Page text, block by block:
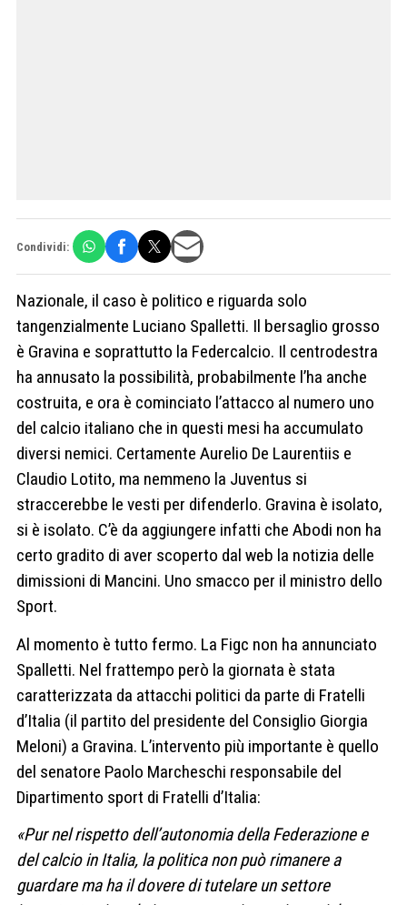
Condividi:
Nazionale, il caso è politico e riguarda solo
tangenzialmente Luciano Spalletti. Il bersaglio grosso
è Gravina e soprattutto la Federcalcio. Il centrodestra
ha annusato la possibilità, probabilmente l’ha anche
costruita, e ora è cominciato l’attacco al numero uno
del calcio italiano che in questi mesi ha accumulato
diversi nemici. Certamente Aurelio De Laurentiis e
Claudio Lotito, ma nemmeno la Juventus si
straccerebbe le vesti per difenderlo. Gravina è isolato,
si è isolato. C’è da aggiungere infatti che Abodi non ha
certo gradito di aver scoperto dal web la notizia delle
dimissioni di Mancini. Uno smacco per il ministro dello
Sport.
Al momento è tutto fermo. La Figc non ha annunciato
Spalletti. Nel frattempo però la giornata è stata
caratterizzata da attacchi politici da parte di Fratelli
d’Italia (il partito del presidente del Consiglio Giorgia
Meloni) a Gravina. L’intervento più importante è quello
del senatore Paolo Marcheschi responsabile del
Dipartimento sport di Fratelli d’Italia:
«Pur nel rispetto dell’autonomia della Federazione e
del calcio in Italia, la politica non può rimanere a
guardare ma ha il dovere di tutelare un settore